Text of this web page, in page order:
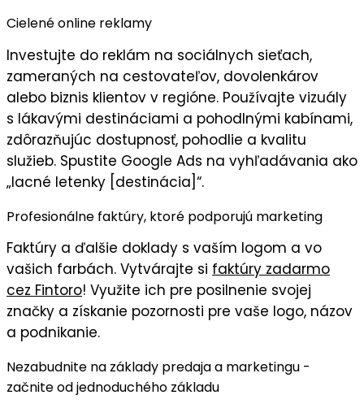
Cielené online reklamy
Investujte do reklám na sociálnych sieťach,
zameraných na cestovateľov, dovolenkárov
alebo biznis klientov v regióne. Používajte vizuály
s lákavými destináciami a pohodlnými kabínami,
zdôrazňujúc dostupnosť, pohodlie a kvalitu
služieb. Spustite Google Ads na vyhľadávania ako
„lacné letenky [destinácia]“.
Profesionálne faktúry, ktoré podporujú marketing
Faktúry a ďalšie doklady s vaším logom a vo
vašich farbách. Vytvárajte si faktúry zadarmo
cez Fintoro! Využite ich pre posilnenie svojej
značky a získanie pozornosti pre vaše logo, názov
a podnikanie.
Nezabudnite na základy predaja a marketingu -
začnite od jednoduchého základu